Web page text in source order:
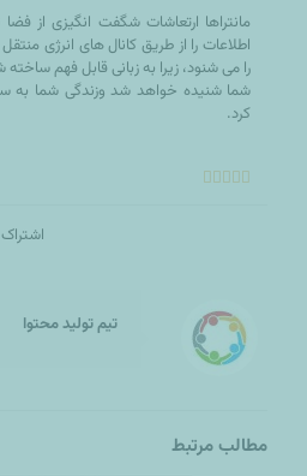
مانتراها ارتعاشات شگفت انگیزی از
اطلاعات را از طریق کانال های انرژی
را می شنود، زیرا به زبانی قابل فهم
شما شنیده خواهد شد وزندگی شما به
کرد.





تیم تولید محتوا
مطالب مرتبط